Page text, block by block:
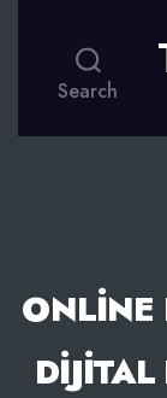
Search
ONLINE